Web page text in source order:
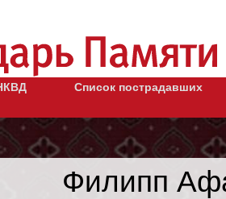
Список пострадавших
Филипп